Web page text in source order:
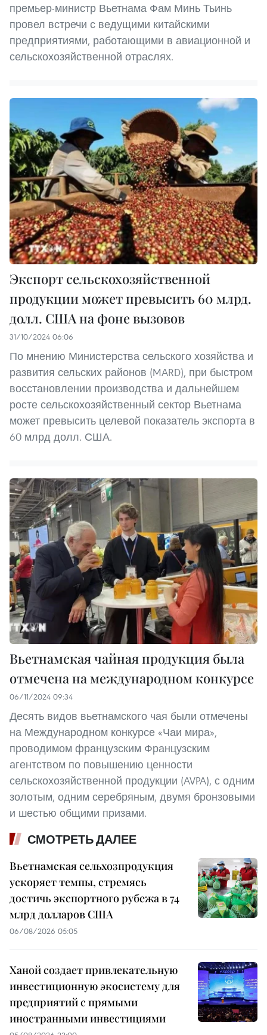
премьер-министр Вьетнама Фам Минь Тьинь
провел встречи с ведущими китайскими
предприятиями, работающими в авиационной и
сельскохозяйственной отраслях.
Экспорт сельскохозяйственной
продукции может превысить 60 млрд.
долл. США на фоне вызовов
31/10/2024 06:06
По мнению Министерства сельского хозяйства и
развития сельских районов (MARD), при быстром
восстановлении производства и дальнейшем
росте сельскохозяйственный сектор Вьетнама
может превысить целевой показатель экспорта в
60 млрд долл. США.
Вьетнамская чайная продукция была
отмечена на международном конкурсе
06/11/2024 09:34
Десять видов вьетнамского чая были отмечены
на Международном конкурсе «Чаи мира»,
проводимом французским Французским
агентством по повышению ценности
сельскохозяйственной продукции (AVPA), с одним
золотым, одним серебряным, двумя бронзовыми
и шестью общими призами.
СМОТРЕТЬ ДАЛЕЕ
Вьетнамская сельхозпродукция
ускоряет темпы, стремясь
достичь экспортного рубежа в 74
млрд долларов США
06/08/2026 05:05
Ханой создает привлекательную
инвестиционную экосистему для
предприятий с прямыми
иностранными инвестициями